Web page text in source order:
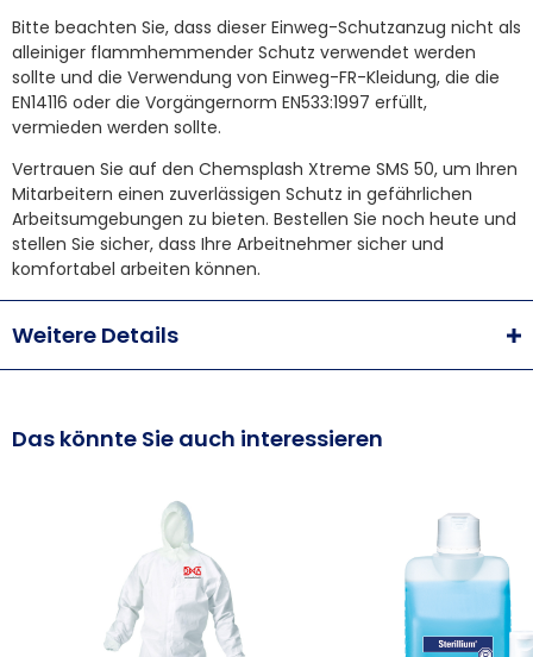
Bitte beachten Sie, dass dieser Einweg-Schutzanzug nicht als
alleiniger flammhemmender Schutz verwendet werden
sollte und die Verwendung von Einweg-FR-Kleidung, die die
EN14116 oder die Vorgängernorm EN533:1997 erfüllt,
vermieden werden sollte.
Vertrauen Sie auf den Chemsplash Xtreme SMS 50, um Ihren
Mitarbeitern einen zuverlässigen Schutz in gefährlichen
Arbeitsumgebungen zu bieten. Bestellen Sie noch heute und
stellen Sie sicher, dass Ihre Arbeitnehmer sicher und
komfortabel arbeiten können.
Weitere Details
Das könnte Sie auch interessieren